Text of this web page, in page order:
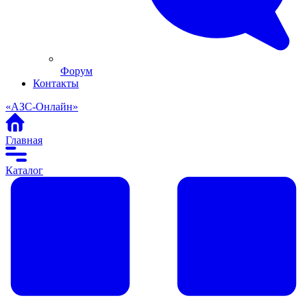
Форум
Контакты
«АЗС-Онлайн»
Главная
Каталог